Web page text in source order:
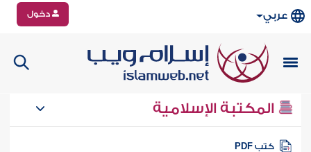
عربي دخول
المكتبة الإسلامية